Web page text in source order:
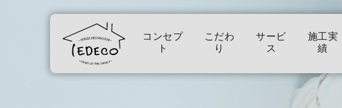
コンセプ
ト
こだわ
り
サービ
ス
施工実
績